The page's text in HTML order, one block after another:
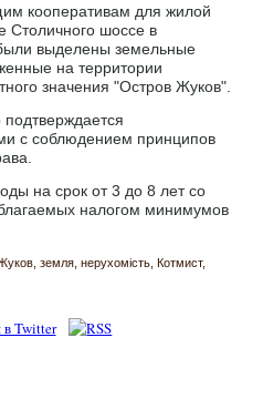
кооперативам для жилой
Столичного шоссе в
выделены земельные
на территории
значения "Остров Жуков".
с соблюдением принципов
на срок от 3 до 8 лет со
налогом минимумов
земля нерухомість Котмист